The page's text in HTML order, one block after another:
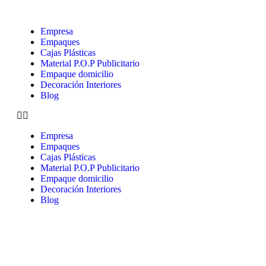
Empresa
Empaques
Cajas Plásticas
Material P.O.P Publicitario
Empaque domicilio
Decoración Interiores
Blog
Empresa
Empaques
Cajas Plásticas
Material P.O.P Publicitario
Empaque domicilio
Decoración Interiores
Blog